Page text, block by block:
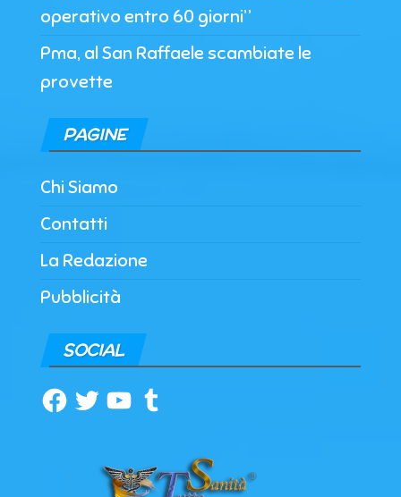
operativo entro 60 giorni”
Pma, al San Raffaele scambiate le
provette
PAGINE
Chi Siamo
Contatti
La Redazione
Pubblicità
SOCIAL
Facebook
TwitterYouTubeTumblr